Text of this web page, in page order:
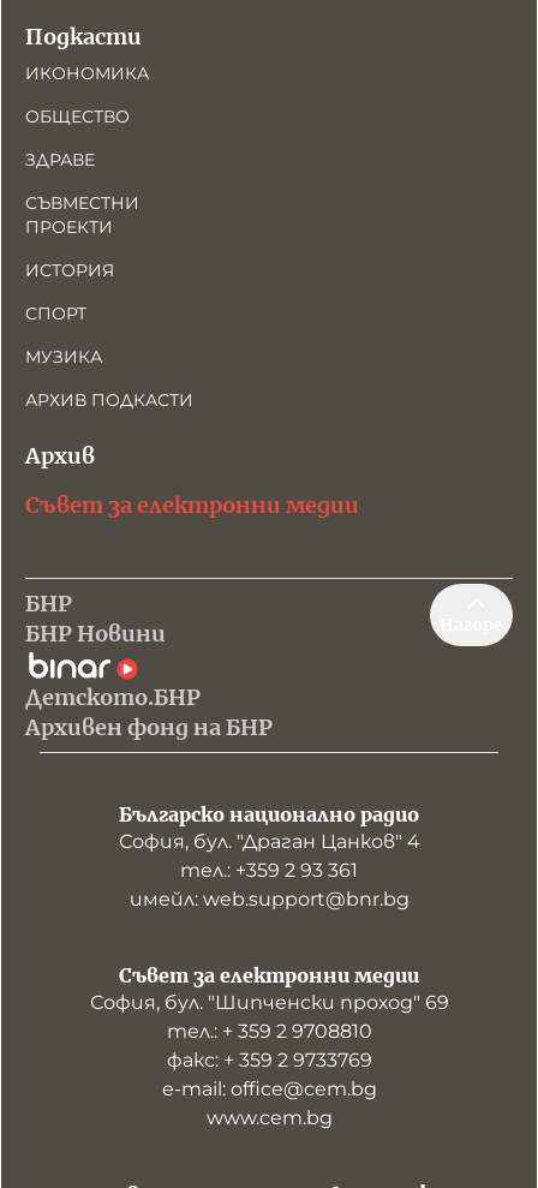
Подкасти
ИКОНОМИКА
ОБЩЕСТВО
ЗДРАВЕ
СЪВМЕСТНИ
ПРОЕКТИ
ИСТОРИЯ
СПОРТ
МУЗИКА
АРХИВ ПОДКАСТИ
Архив
Съвет за електронни медии
БНР
БНР Новини
Детското.БНР
Архивен фонд на БНР
Българско национално радио
София, бул. "Драган Цанков" 4
тел.: +359 2 93 361
имейл: web.support@bnr.bg
Съвет за електронни медии
София, бул. "Шипченски проход" 69
тел.: + 359 2 9708810
факс: + 359 2 9733769
е-mail: office@cem.bg
www.cem.bg